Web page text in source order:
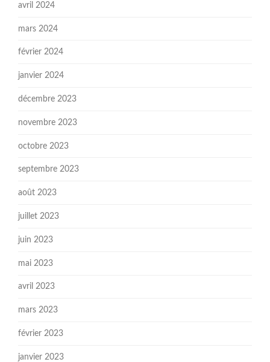
avril 2024
mars 2024
février 2024
janvier 2024
décembre 2023
novembre 2023
octobre 2023
septembre 2023
août 2023
juillet 2023
juin 2023
mai 2023
avril 2023
mars 2023
février 2023
janvier 2023